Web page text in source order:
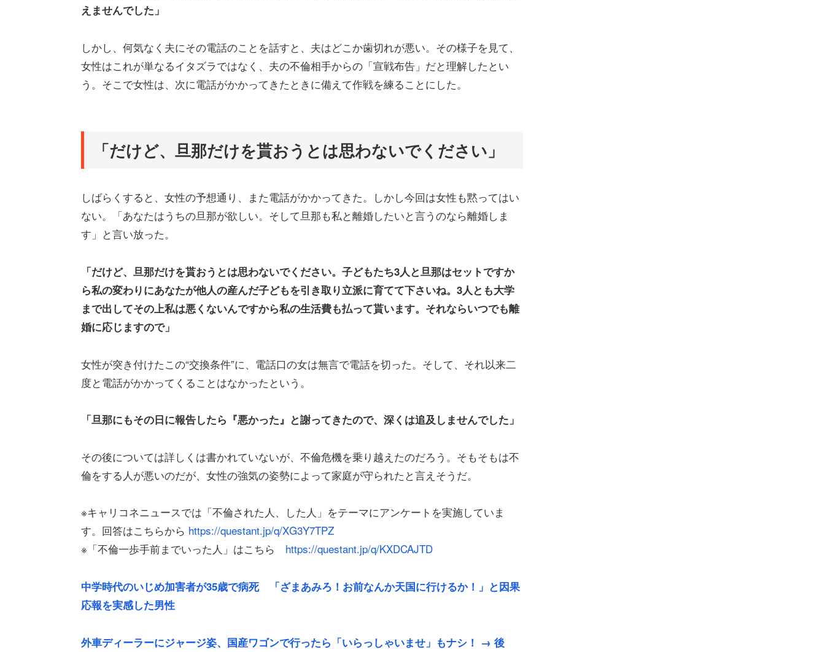
えませんでした」
しかし、何気なく夫にその電話のことを話すと、夫はどこか歯切れが悪い。その様子を見て、
女性はこれが単なるイタズラではなく、夫の不倫相手からの「宣戦布告」だと理解したとい
う。そこで女性は、次に電話がかかってきたときに備えて作戦を練ることにした。
「だけど、旦那だけを貰おうとは思わないでください」
しばらくすると、女性の予想通り、また電話がかかってきた。しかし今回は女性も黙ってはい
ない。「あなたはうちの旦那が欲しい。そして旦那も私と離婚したいと言うのなら離婚しま
す」と言い放った。
「だけど、旦那だけを貰おうとは思わないでください。子どもたち3人と旦那はセットですか
ら私の変わりにあなたが他人の産んだ子どもを引き取り立派に育てて下さいね。3人とも大学
まで出してその上私は悪くないんですから私の生活費も払って貰います。それならいつでも離
婚に応じますので」
女性が突き付けたこの“交換条件”に、電話口の女は無言で電話を切った。そして、それ以来二
度と電話がかかってくることはなかったという。
「旦那にもその日に報告したら『悪かった』と謝ってきたので、深くは追及しませんでした」
その後については詳しくは書かれていないが、不倫危機を乗り越えたのだろう。そもそもは不
倫をする人が悪いのだが、女性の強気の姿勢によって家庭が守られたと言えそうだ。
※キャリコネニュースでは「不倫された人、した人」をテーマにアンケートを実施していま
す。回答はこちらから https://questant.jp/q/XG3Y7TPZ
※「不倫一歩手前までいった人」はこちら https://questant.jp/q/KXDCAJTD
中学時代のいじめ加害者が35歳で病死 「ざまあみろ！お前なんか天国に行けるか！」と因果
応報を実感した男性
外車ディーラーにジャージ姿、国産ワゴンで行ったら「いらっしゃいませ」もナシ！ → 後